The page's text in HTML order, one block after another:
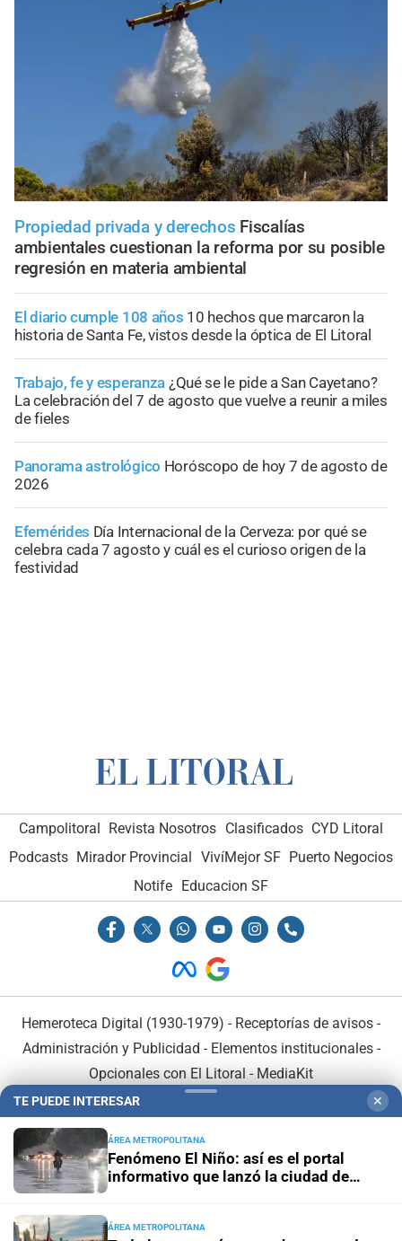
Propiedad privada y derechos Fiscalías
ambientales cuestionan la reforma por su posible
regresión en materia ambiental
El diario cumple 108 años 10 hechos que marcaron la
historia de Santa Fe, vistos desde la óptica de El Litoral
Trabajo, fe y esperanza ¿Qué se le pide a San Cayetano?
La celebración del 7 de agosto que vuelve a reunir a miles
de fieles
Panorama astrológico Horóscopo de hoy 7 de agosto de
2026
Efemérides Día Internacional de la Cerveza: por qué se
celebra cada 7 agosto y cuál es el curioso origen de la
festividad
Campolitoral Revista Nosotros Clasificados CYD Litoral
Podcasts Mirador Provincial VivíMejor SF Puerto Negocios
Notife Educacion SF
Hemeroteca Digital (1930-1979) - Receptorías de avisos -
Administración y Publicidad - Elementos institucionales-
Opcionales con El Litoral - MediaKit
TE PUEDE INTERESAR ✕
ÁREA METROPOLITANA
Fenómeno El Niño: así es el portal
informativo que lanzó la ciudad de
ÁREA METROPOLITANA